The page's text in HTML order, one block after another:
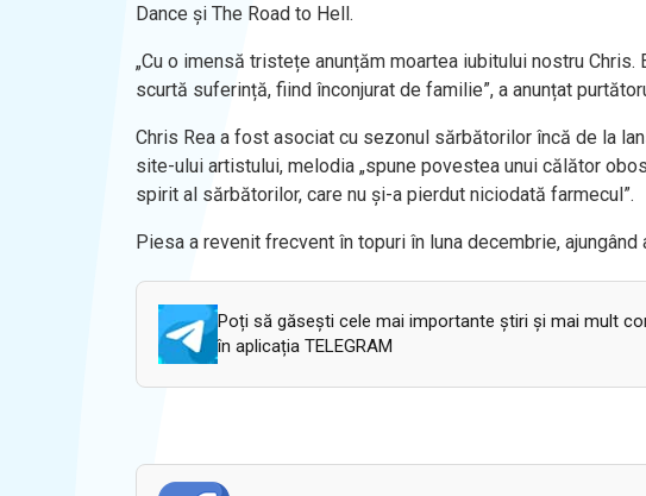
Dance și The Road to Hell.
„Cu o imensă tristețe anunțăm moartea iubitului nostru
scurtă suferință, fiind înconjurat de familie”, a anunțat
Chris Rea a fost asociat cu sezonul sărbătorilor încă de la
site-ului artistului, melodia „spune povestea unui călător
spirit al sărbătorilor, care nu și-a pierdut niciodată farmecul”.
Piesa a revenit frecvent în topuri în luna decembrie,
Poți să găsești cele mai importante știri și mai mult
în aplicația TELEGRAM